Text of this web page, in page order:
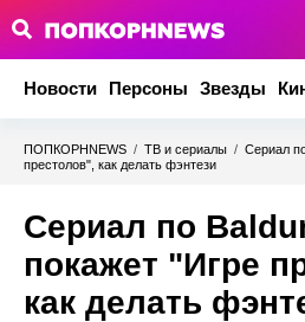
Новости Персоны Звезды
ПОПКОРНNEWS / ТВ и сериалы / Сериал
престолов", как делать фэнтези
Сериал по
покажет "Игре
как делать